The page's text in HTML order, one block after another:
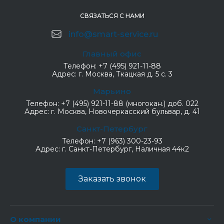
СВЯЗАТЬСЯ С НАМИ
info@smart-service.ru
Главный офис
Телефон: +7 (495) 921-11-88
Адрес: г. Москва, Ткацкая д. 5 с. 3
Марьино
Телефон: +7 (495) 921-11-88 (многокан.) доб. 022
Адрес: г. Москва, Новочеркасский бульвар, д. 41
Санкт-Петербург
Телефон: +7 (963) 300-23-93
Адрес: г. Санкт-Петербург, Наличная 44к2
Заказать звонок
О компании